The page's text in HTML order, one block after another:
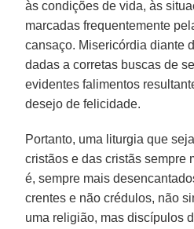
às condições de vida, às
marcadas frequentemente
cansaço. Misericórdia diante
dadas a corretas buscas de
evidentes falimentos
desejo de felicidade.
Portanto, uma liturgia que
cristãos e das cristãs sempre
é, sempre mais
crentes e não crédulos, não
uma religião, mas discípulos